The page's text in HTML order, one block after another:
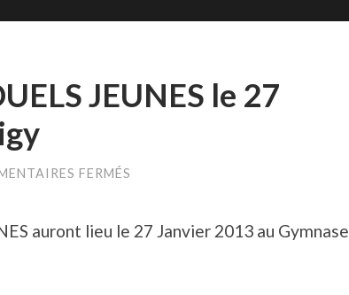
JEUNES le 27
FERMÉS
JEUNES
auront lieu le 27 Janvier 2013 au Gymnase